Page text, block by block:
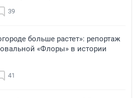
39
больше растет»: репортаж
«Флоры» в истории
41